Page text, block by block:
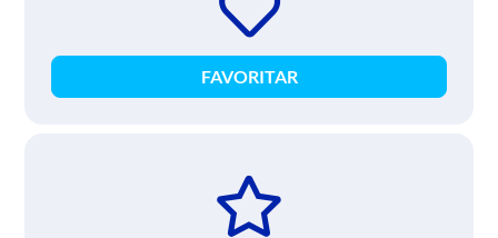
FAVORITAR